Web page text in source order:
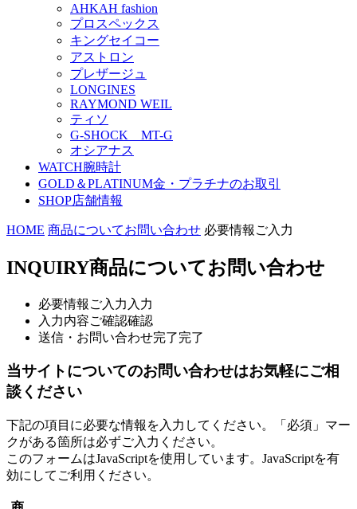
AHKAH fashion
プロスペックス
キングセイコー
アストロン
プレザージュ
LONGINES
RAYMOND WEIL
ティソ
G-SHOCK MT-G
オシアナス
WATCH腕時計
GOLD＆PLATINUM金・プラチナのお取引
SHOP店舗情報
HOME 商品についてお問い合わせ 必要情報ご入力
INQUIRY商品についてお問い合わせ
必要情報ご入力 入力
入力内容ご確認確認
送信・お問い合わせ完了完了
当サイトについてのお問い合わせはお気軽にご相
談ください
下記の項目に必要な情報を入力してください。「必須」マー
クがある箇所は必ずご入力ください。
このフォームはJavaScriptを使用しています。JavaScriptを有
効にしてご利用ください。